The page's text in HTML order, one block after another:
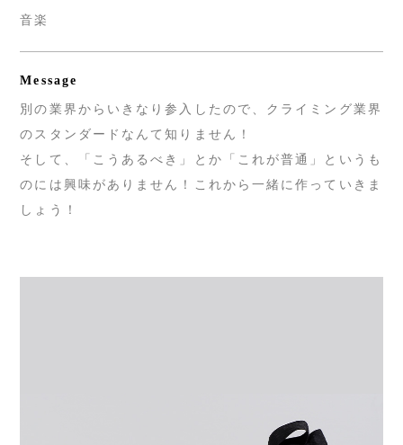
音楽
Message
別の業界からいきなり参入したので、クライミング業界
のスタンダードなんて知りません！
そして、「こうあるべき」とか「これが普通」というも
のには興味がありません！これから一緒に作っていきま
しょう！